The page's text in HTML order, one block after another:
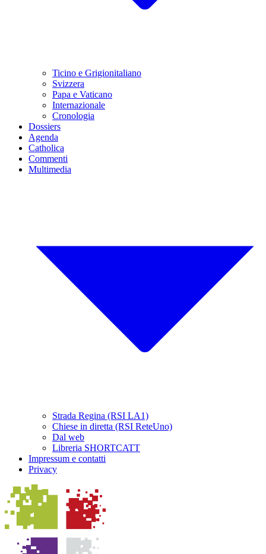
Ticino e Grigionitaliano
Svizzera
Papa e Vaticano
Internazionale
Cronologia
Dossiers
Agenda
Catholica
Commenti
Multimedia
Strada Regina (RSI LA1)
Chiese in diretta (RSI ReteUno)
Dal web
Libreria SHORTCATT
Impressum e contatti
Privacy